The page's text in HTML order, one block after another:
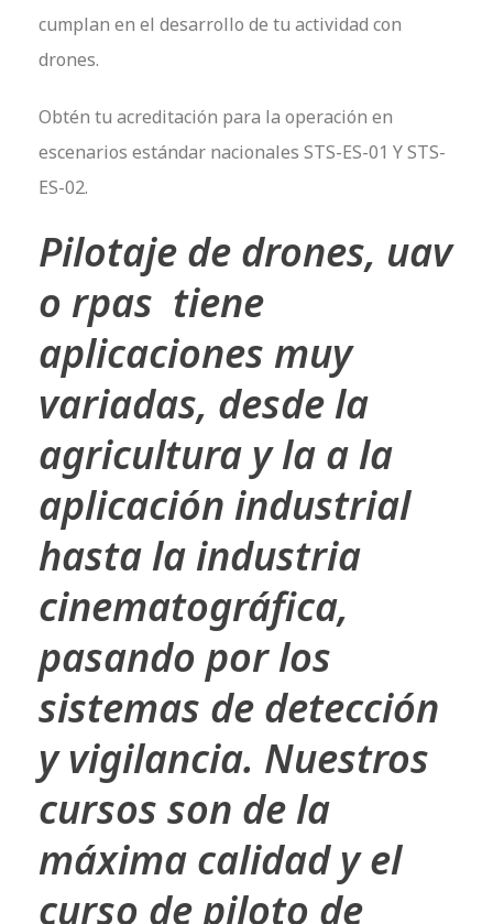
cumplan en el desarrollo de tu actividad con
drones.
Obtén tu acreditación para la operación en
escenarios estándar nacionales STS-ES-01 Y STS-
ES-02.
Pilotaje de drones, uav
o rpas tiene
aplicaciones muy
variadas, desde la
agricultura y la a la
aplicación industrial
hasta la industria
cinematográfica,
pasando por los
sistemas de detección
y vigilancia. Nuestros
cursos son de la
máxima calidad y el
curso de piloto de